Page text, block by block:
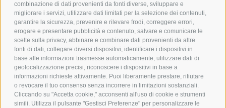
combinazione di dati provenienti da fonti diverse, sviluppare e
migliorare i servizi, utilizzare dati limitati per la selezione dei contenuti,
garantire la sicurezza, prevenire e rilevare frodi, correggere errori,
erogare e presentare pubblicità e contenuto, salvare e comunicare le
scelte sulla privacy, abbinare e combinare dati provenienti da altre
fonti di dati, collegare diversi dispositivi, identificare i dispositivi in
base alle informazioni trasmesse automaticamente, utilizzare dati di
geolocalizzazione precisi, riconoscere i dispositivi in base a
informazioni richieste attivamente. Puoi liberamente prestare, rifiutare
o revocare il tuo consenso senza incorrere in limitazioni sostanziali.
Cliccando su "Accetta cookie," acconsenti all'uso di cookie e strumenti
simili. Utilizza il pulsante "Gestisci Preferenze" per personalizzare le
AZIENDA
CHI SIAMO
MARCHI TRATTATI
CONDOMINI